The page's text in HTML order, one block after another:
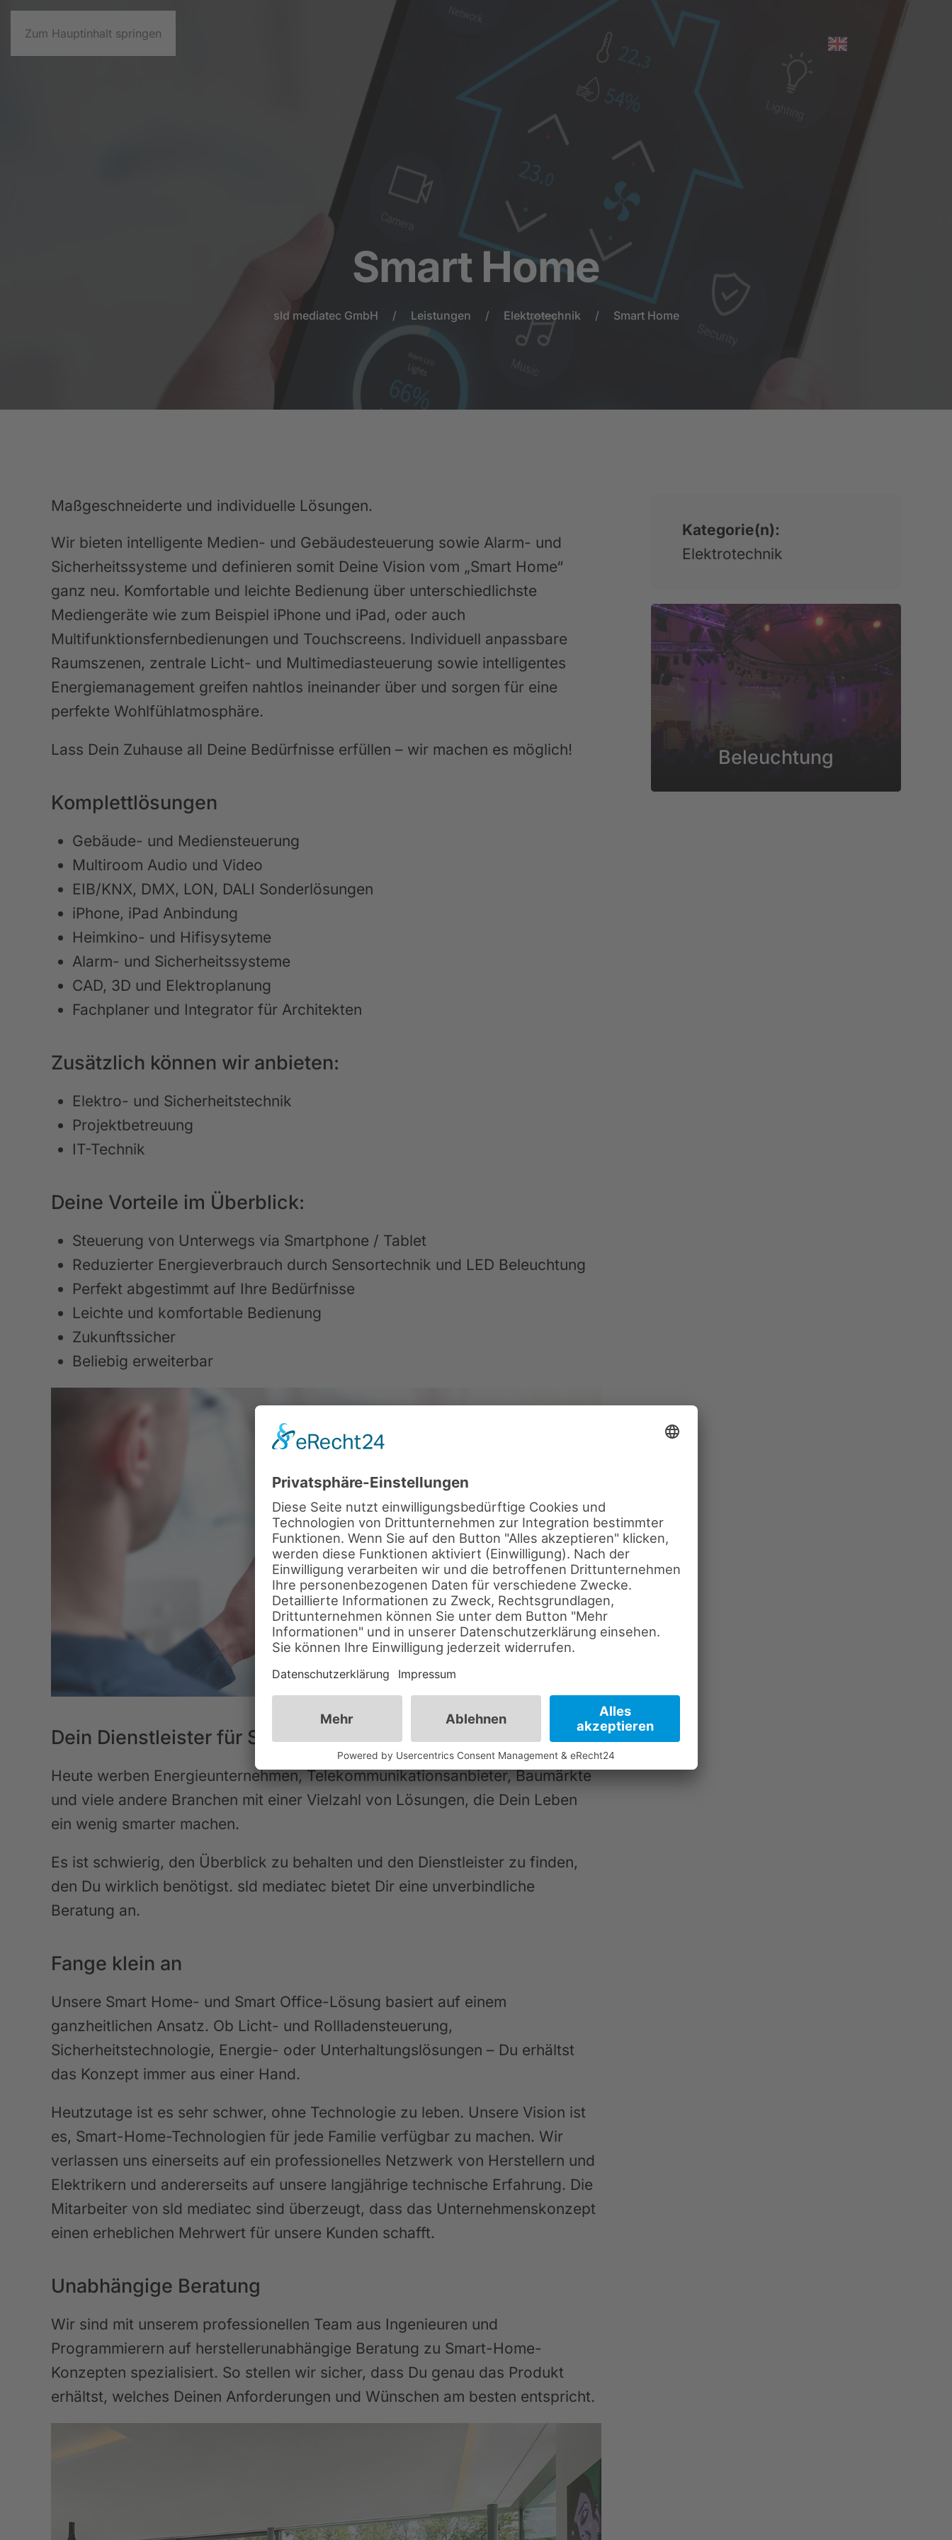
Zum Hauptinhalt springen LeistungenNews Kontakt
Smart Home
sld mediatec GmbH Leistungen Elektrotechnik Smart Home
Maßgeschneiderte und individuelle Lösungen.
Wir bieten intelligente Medien- und Gebäudesteuerung sowie Alarm- und
Sicherheitssysteme und definieren somit Deine Vision vom „Smart Home“
ganz neu. Komfortable und leichte Bedienung über unterschiedlichste
Mediengeräte wie zum Beispiel iPhone und iPad, oder auch
Multifunktionsfernbedienungen und Touchscreens. Individuell anpassbare
Raumszenen, zentrale Licht- und Multimediasteuerung sowie intelligentes
Energiemanagement greifen nahtlos ineinander über und sorgen für eine
perfekte Wohlfühlatmosphäre.
Lass Dein Zuhause all Deine Bedürfnisse erfüllen – wir machen es möglich!
Komplettlösungen
Gebäude- und Mediensteuerung
Multiroom Audio und Video
EIB/KNX, DMX, LON, DALI Sonderlösungen
iPhone, iPad Anbindung
Heimkino- und Hifisysyteme
Alarm- und Sicherheitssysteme
CAD, 3D und Elektroplanung
Fachplaner und Integrator für Architekten
Zusätzlich können wir anbieten:
Elektro- und Sicherheitstechnik
Projektbetreuung
IT-Technik
Deine Vorteile im Überblick:
Steuerung von Unterwegs via Smartphone / Tablet
Reduzierter Energieverbrauch durch Sensortechnik und LED Beleuchtung
Perfekt abgestimmt auf Ihre Bedürfnisse
Leichte und komfortable Bedienung
Zukunftssicher
Beliebig erweiterbar
Dein Dienstleister für Smart Home Planung & Installation
Heute werben Energieunternehmen, Telekommunikationsanbieter, Baumärkte
und viele andere Branchen mit einer Vielzahl von Lösungen, die Dein Leben
ein wenig smarter machen.
Es ist schwierig, den Überblick zu behalten und den Dienstleister zu finden,
den Du wirklich benötigst. sld mediatec bietet Dir eine unverbindliche
Beratung an.
Fange klein an
Unsere Smart Home- und Smart Office-Lösung basiert auf einem
ganzheitlichen Ansatz. Ob Licht- und Rollladensteuerung,
Sicherheitstechnologie, Energie- oder Unterhaltungslösungen – Du erhältst
das Konzept immer aus einer Hand.
Heutzutage ist es sehr schwer, ohne Technologie zu leben. Unsere Vision ist
es, Smart-Home-Technologien für jede Familie verfügbar zu machen. Wir
verlassen uns einerseits auf ein professionelles Netzwerk von Herstellern und
Elektrikern und andererseits auf unsere langjährige technische Erfahrung. Die
Mitarbeiter von sld mediatec sind überzeugt, dass das Unternehmenskonzept
einen erheblichen Mehrwert für unsere Kunden schafft.
Unabhängige Beratung
Wir sind mit unserem professionellen Team aus Ingenieuren und
Programmierern auf herstellerunabhängige Beratung zu Smart-Home-
Konzepten spezialisiert. So stellen wir sicher, dass Du genau das Produkt
erhältst, welches Deinen Anforderungen und Wünschen am besten entspricht.
Kategorie(n):
Elektrotechnik
Beleuchtung